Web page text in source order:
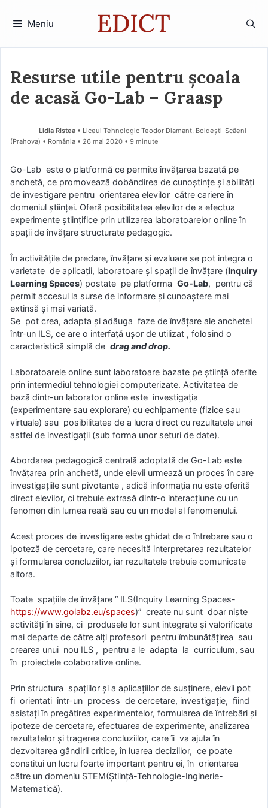
Meniu
Resurse utile pentru școala
de acasă Go-Lab – Graasp
Lidia Ristea • Liceul Tehnologic Teodor Diamant, Boldești-Scăeni
(Prahova) • România
26 mai 2020 • 9 minute
Go-Lab este o platformă ce permite învățarea bazată pe
anchetă, ce promovează dobândirea de cunoștințe și abilități
de investigare pentru orientarea elevilor către cariere în
domeniul științei. Oferă posibilitatea elevilor de a efectua
experimente științifice prin utilizarea laboratoarelor online în
spații de învățare structurate pedagogic.
În activitățile de predare, învățare și evaluare se pot integra o
varietate de aplicații, laboratoare și spații de învățare (Inquiry
Learning Spaces) postate pe platforma Go-Lab, pentru că
permit accesul la surse de informare și cunoaștere mai
extinsă și mai variată.
Se pot crea, adapta și adăuga faze de învățare ale anchetei
într-un ILS, ce are o interfață ușor de utilizat , folosind o
caracteristică simplă de drag and drop.
Laboratoarele online sunt laboratoare bazate pe știință oferite
prin intermediul tehnologiei computerizate. Activitatea de
bază dintr-un laborator online este investigația
(experimentare sau explorare) cu echipamente (fizice sau
virtuale) sau posibilitatea de a lucra direct cu rezultatele unei
astfel de investigații (sub forma unor seturi de date).
Abordarea pedagogică centrală adoptată de Go-Lab este
învățarea prin anchetă, unde elevii urmează un proces în care
investigațiile sunt pivotante , adică informația nu este oferită
direct elevilor, ci trebuie extrasă dintr-o interacțiune cu un
fenomen din lumea reală sau cu un model al fenomenului.
Acest proces de investigare este ghidat de o întrebare sau o
ipoteză de cercetare, care necesită interpretarea rezultatelor
și formularea concluziilor, iar rezultatele trebuie comunicate
altora.
Toate spațiile de învățare “ ILS(Inquiry Learning Spaces-
https://www.golabz.eu/spaces)” create nu sunt doar niște
activități în sine, ci produsele lor sunt integrate și valorificate
mai departe de către alți profesori pentru îmbunătățirea sau
crearea unui nou ILS , pentru a le adapta la curriculum, sau
în proiectele colaborative online.
Prin structura spațiilor și a aplicațiilor de susținere, elevii pot
fi orientati într-un process de cercetare, investigație, fiind
asistați în pregătirea experimentelor, formularea de întrebări și
ipoteze de cercetare, efectuarea de experimente, analizarea
rezultatelor și tragerea concluziilor, care îi va ajuta în
dezvoltarea gândirii critice, în luarea deciziilor, ce poate
constitui un lucru foarte important pentru ei, în orientarea
către un domeniu STEM(Știință-Tehnologie-Inginerie-
Matematică).